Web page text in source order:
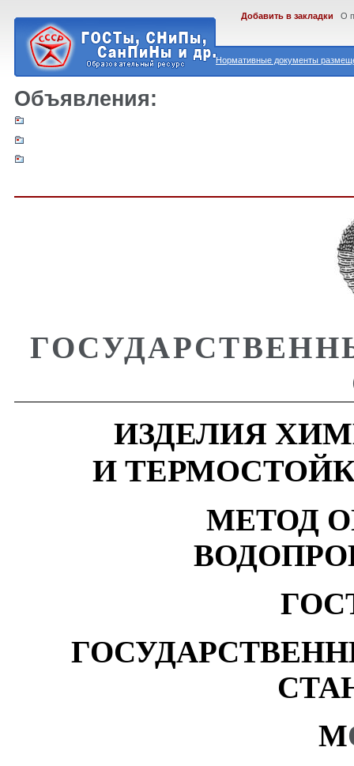
Нормативные документы
Добавить в закладки О
Объявления:
ИЗДЕЛИЯ
И
МЕТОД
М